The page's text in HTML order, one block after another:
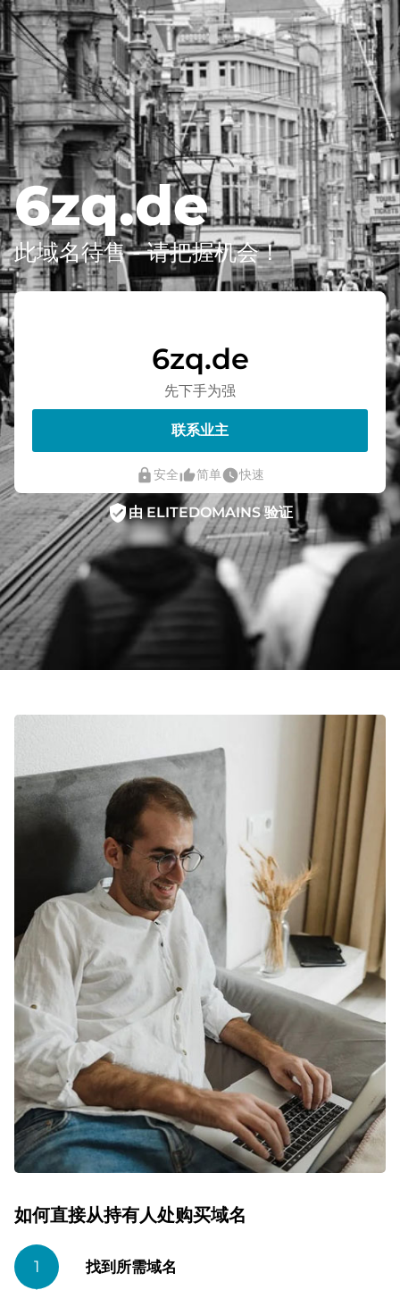
6zq.de
此域名待售 - 请把握机会！
6zq.de
先下手为强
联系业主
lock安全thumb_up_alt简单watch_later快速
verified_user由 ELITEDOMAINS 验证
如何直接从持有人处购买域名
1 找到所需域名